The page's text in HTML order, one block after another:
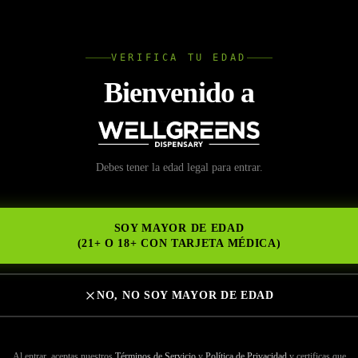
VERIFICA TU EDAD
Bienvenido a
Debes tener la edad legal para entrar.
SOY MAYOR DE EDAD
(21+ O 18+ CON TARJETA MÉDICA)
NO, NO SOY MAYOR DE EDAD
en un dispensario UP